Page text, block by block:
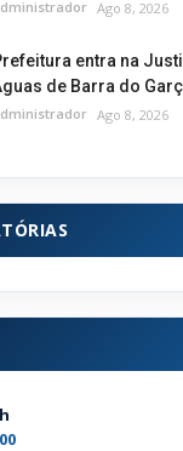
Ago 8, 2026
entra na
de Barra do
Ago 8, 2026